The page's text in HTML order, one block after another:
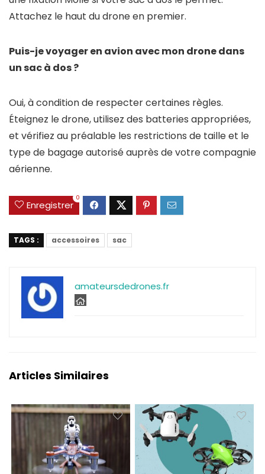
Attachez le haut du drone en premier.
Puis-je voyager en avion avec mon drone dans
un sac à dos ?
Oui, à condition de respecter certaines règles.
Éteignez le drone, utilisez des batteries appropriées,
et vérifiez au préalable les restrictions de taille et le
type de bagage autorisé auprès de votre compagnie
aérienne.
Enregistrer
0
TAGS : accessoires sac
amateursdedrones.fr
Articles Similaires